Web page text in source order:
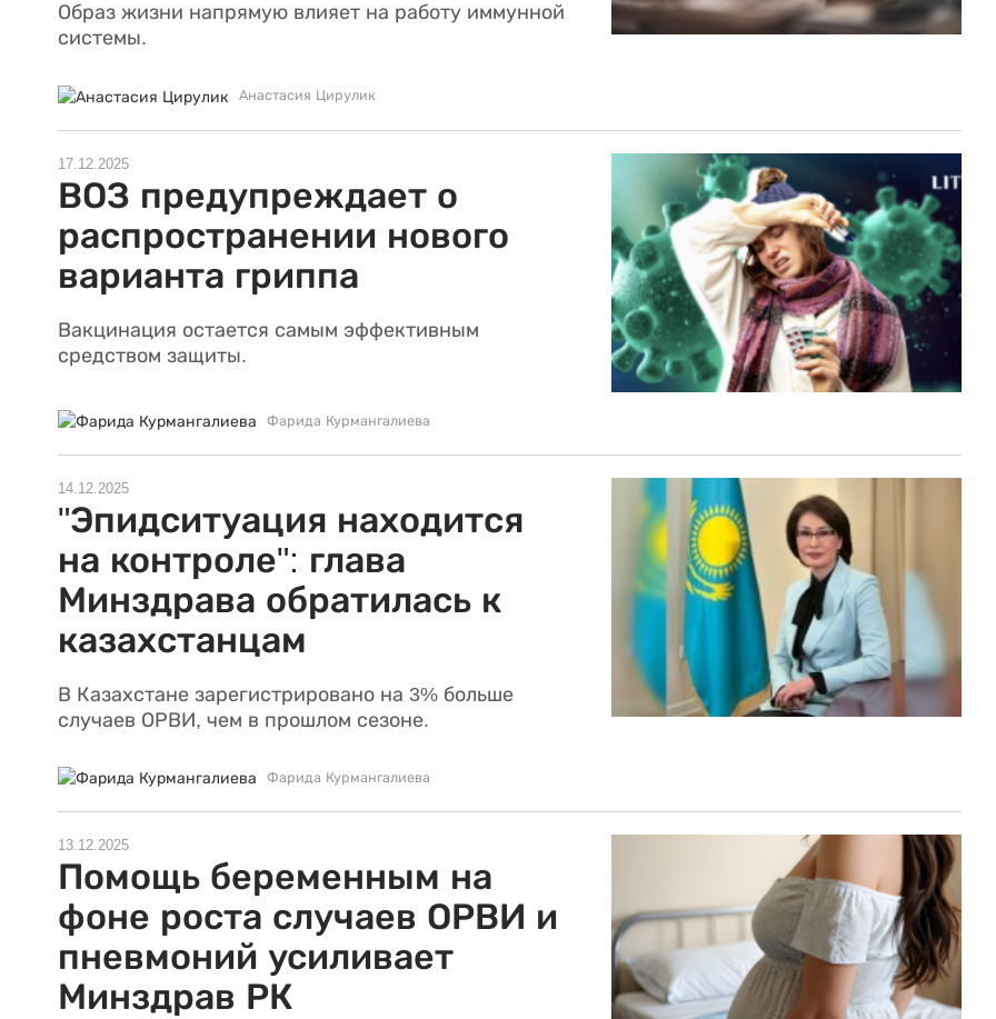
Образ жизни напрямую влияет на работу иммунной
системы.
Анастасия Цирулик
17.12.2025
ВОЗ предупреждает о
распространении нового
варианта гриппа
Вакцинация остается самым эффективным
средством защиты.
Фарида Курмангалиева
14.12.2025
"Эпидситуация находится
на контроле": глава
Минздрава обратилась к
казахстанцам
В Казахстане зарегистрировано на 3% больше
случаев ОРВИ, чем в прошлом сезоне.
Фарида Курмангалиева
13.12.2025
Помощь беременным на
фоне роста случаев ОРВИ и
пневмоний усиливает
Минздрав РК